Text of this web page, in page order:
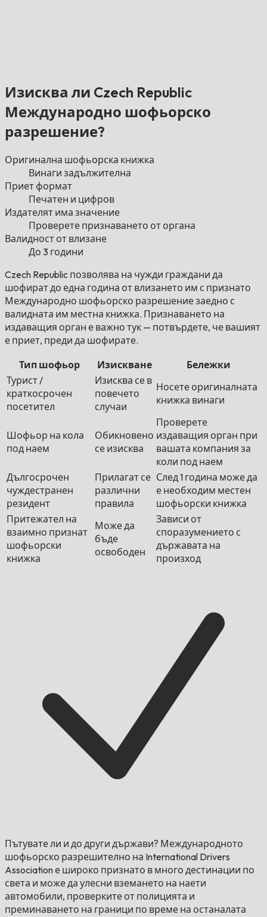
Изисква ли Czech Republic
Международно шофьорско
разрешение?
Оригинална шофьорска книжка
Винаги задължителна
Приет формат
Печатен и цифров
Издателят има значение
Проверете признаването от органа
Валидност от влизане
До 3 години
Czech Republic позволява на чужди граждани да
шофират до една година от влизането им с признато
Международно шофьорско разрешение заедно с
валидната им местна книжка. Признаването на
издаващия орган е важно тук — потвърдете, че вашият
е приет, преди да шофирате.
Тип шофьор Изискване
Бележки
Турист /
краткосрочен
посетител
Изисква се в
повечето
случаи
Носете оригиналната
книжка винаги
Шофьор на кола
под наем
Обикновено
се изисква
Проверете
издаващия орган при
вашата компания за
коли под наем
Дългосрочен
чуждестранен
резидент
Прилагат се
различни
правила
След 1 година може да
е необходим местен
шофьорски книжка
Притежател на
взаимно признат
шофьорски
книжка
Може да
бъде
освободен
Зависи от
споразумението с
държавата на
произход
Пътувате ли и до други държави? Международното
шофьорско разрешително на International Drivers
Association е широко признато в много дестинации по
света и може да улесни вземането на наети
автомобили, проверките от полицията и
преминаването на граници по време на останалата